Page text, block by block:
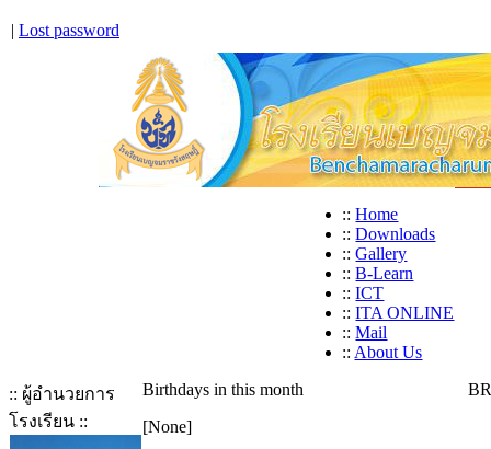
| Lost password
:: Home
:: Downloads
:: Gallery
:: B-Learn
:: ICT
:: ITA ONLINE
:: Mail
:: About Us
:: ผู้อำนวยการ
โรงเรียน ::
Birthdays in this month
[None]